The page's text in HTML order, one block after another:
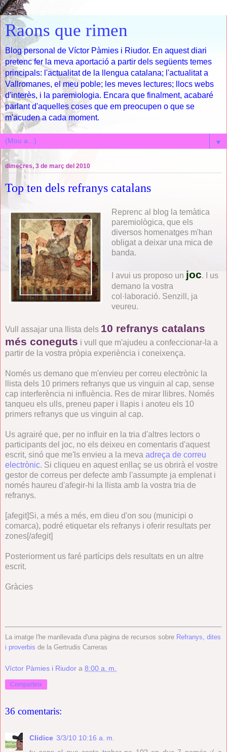
Raons que rimen
Blog personal de Víctor Pàmies i Riudor. En aquest diari
pretenc fer la meva aportació a partir dels següents temes
principals: l'actualitat de la llengua catalana; l'actualitat a
Vallromanes, el meu poble; les meves lectures; llocs webs
d'interès, i la paremiologia. Encara que finalment, acabaré
parlant d'aquelles coses que em preocupen o que se
m'acuden a cada moment.
▼
dimecres, 3 de març del 2010
Top ten dels refranys catalans
Reprenc al blog la temàtica
paremiològica, que els
diversos homenatges m'han
obligat a deixar una mica de
banda.
I avui us proposo un joc. I us
demano la vostra
col·laboració. Senzill, ja
veureu.
Vull assajar una llista dels 10 refranys catalans
més coneguts i vull que m'ajudeu a confeccionar-la a
partir de la vostra pròpia experiència i coneixença.
Només us demano que m'envieu per correu electrònic la
llista dels 10 primers refranys que us vinguin al cap, sense
cap interferència ni influència. Res de mirar llibres. Només
tanqueu els ulls, preneu paper i llapis i anoteu els 10
primers refranys que us vinguin al cap.
Us agrairé que, per no influir en la tria d'altres lectors o
participants del joc, no els deixeu en comentaris d'aquest
escrit, sinó que me'ls envieu a la meva adreça de correu
electrònic. Si cliqueu en aquest enllaç se us obrirà el vostre
gestor de correus per defecte amb l'assumpte ja emplenat i
només haureu d'afegir-hi la llista amb la vostra tria de
refranys.
[afegit]Si, a més a més, em dieu d'on sou (municipi o
comarca), podré etiquetar els refranys i oferir resultats per
zones[/afegit]
Posteriorment us faré partícips dels resultats en un altre
escrit.
Gràcies
La imatge l'he manllevada d'una pàgina de recursos sobre Refranys, dites
i proverbis de la Gertrudis Carreras
Víctor Pàmies i Riudor a 8:00 a. m.
Comparteix
36 comentaris:
Clidice 3/3/10 10:16 a. m.